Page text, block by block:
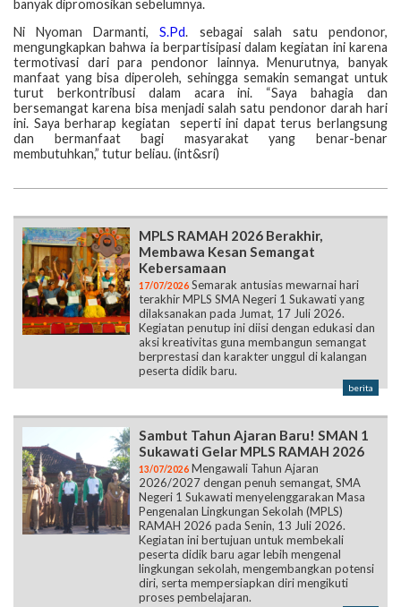
banyak dipromosikan sebelumnya.
Ni Nyoman Darmanti,S.Pd. sebagai salah satu pendonor,
mengungkapkan bahwa ia berpartisipasi dalam kegiatan ini karena
termotivasi dari para pendonor lainnya. Menurutnya, banyak
manfaat yang bisa diperoleh, sehingga semakin semangat untuk
turut berkontribusi dalam acara ini. “Saya bahagia dan
bersemangat karena bisa menjadi salah satu pendonor darah hari
ini. Saya berharap kegiatan seperti ini dapat terus berlangsung
dan bermanfaat bagi masyarakat yang benar-benar
membutuhkan,” tutur beliau. (int&sri)
MPLS RAMAH 2026 Berakhir,
Membawa Kesan Semangat
Kebersamaan
17/07/2026 Semarak antusias mewarnai hari
terakhir MPLS SMA Negeri 1 Sukawati yang
dilaksanakan pada Jumat, 17 Juli 2026.
Kegiatan penutup ini diisi dengan edukasi dan
aksi kreativitas guna membangun semangat
berprestasi dan karakter unggul di kalangan
peserta didik baru.
berita
Sambut Tahun Ajaran Baru! SMAN 1
Sukawati Gelar MPLS RAMAH 2026
13/07/2026 Mengawali Tahun Ajaran
2026/2027 dengan penuh semangat, SMA
Negeri 1 Sukawati menyelenggarakan Masa
Pengenalan Lingkungan Sekolah (MPLS)
RAMAH 2026 pada Senin, 13 Juli 2026.
Kegiatan ini bertujuan untuk membekali
peserta didik baru agar lebih mengenal
lingkungan sekolah, mengembangkan potensi
diri, serta mempersiapkan diri mengikuti
proses pembelajaran.